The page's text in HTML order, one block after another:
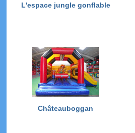
L'espace jungle gonflable
Châteauboggan